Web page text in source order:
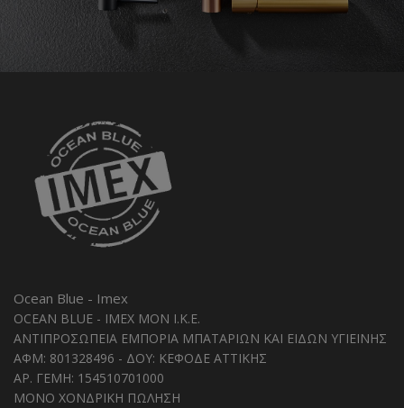
Ocean Blue - Imex
OCEAN BLUE - IMEX MON I.K.E.
ΑΝΤΙΠΡΟΣΩΠΕΙΑ ΕΜΠΟΡΙΑ ΜΠΑΤΑΡΙΩΝ ΚΑΙ ΕΙΔΩΝ ΥΓΙΕΙΝΗΣ
ΑΦΜ: 801328496 - ΔΟΥ: ΚΕΦΟΔΕ ΑΤΤΙΚΗΣ
ΑΡ. ΓΕΜΗ: 154510701000
ΜΟΝΟ ΧΟΝΔΡΙΚΗ ΠΩΛΗΣΗ